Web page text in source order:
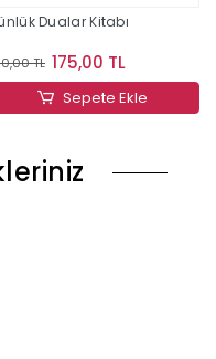
Dualar Kitabı
TL 175,00 TL
Sepete Ekle